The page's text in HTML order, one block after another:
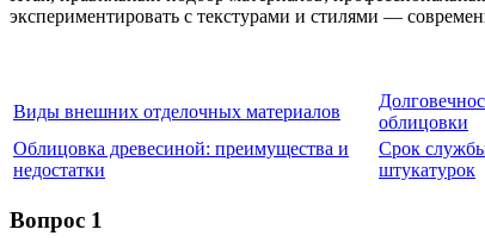
экспериментировать с текстурами и стилями —
Виды внешних отделочных материалов
облицовки
Облицовка древесиной: преимущества и
недостатки
Срок
штукатурок
Вопрос 1